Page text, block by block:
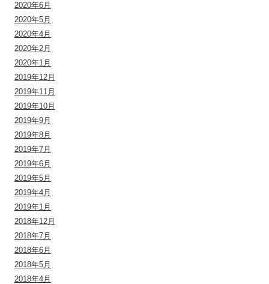
2020年6月
2020年5月
2020年4月
2020年2月
2020年1月
2019年12月
2019年11月
2019年10月
2019年9月
2019年8月
2019年7月
2019年6月
2019年5月
2019年4月
2019年1月
2018年12月
2018年7月
2018年6月
2018年5月
2018年4月